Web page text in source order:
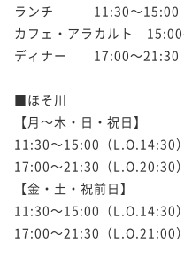
ランチ　　　11:30～15:00
カフェ・アラカルト　
ディナー　　17:00～21:30
■ほそ川
【月～木・日・祝日】
11:30～15:00（L.O.14:30）
17:00～21:30（L.O.20:30）
【金・土・祝前日】
11:30～15:00（L.O.14:30）
17:00～21:30（L.O.21:00）